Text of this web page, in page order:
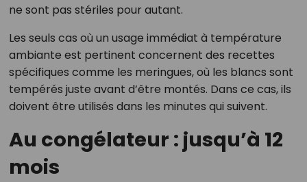
ne sont pas stériles pour autant.
Les seuls cas où un usage immédiat à température
ambiante est pertinent concernent des recettes
spécifiques comme les meringues, où les blancs sont
tempérés juste avant d’être montés. Dans ce cas, ils
doivent être utilisés dans les minutes qui suivent.
Au congélateur : jusqu’à 12
mois